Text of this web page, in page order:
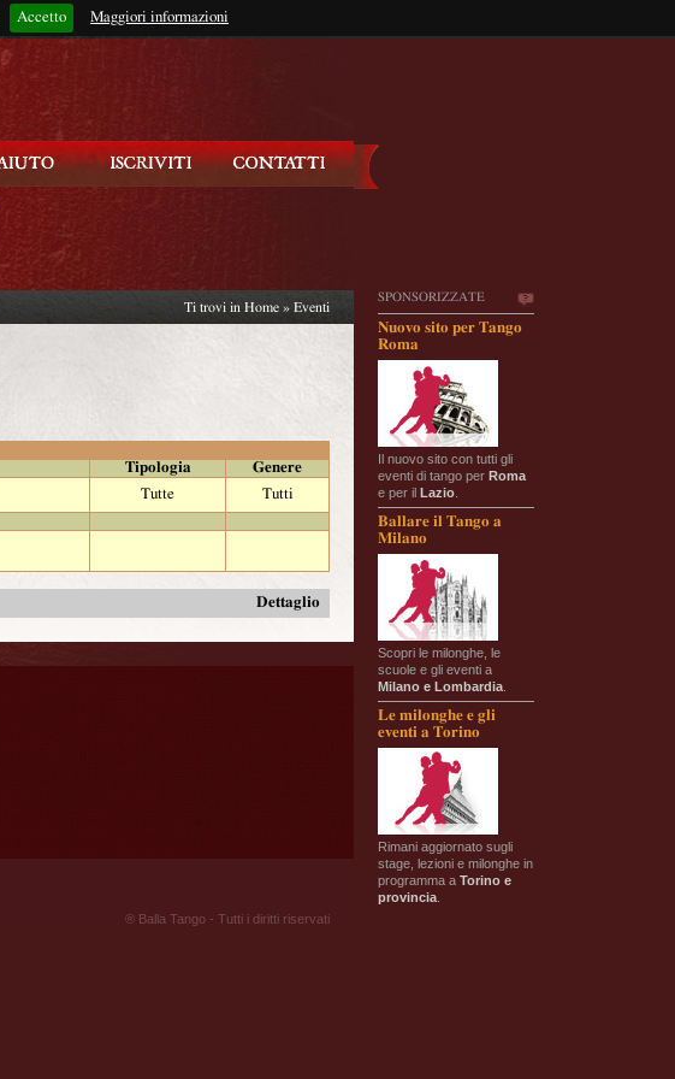
Accetto Maggiori informazioni
Rimani connesso?
SPONSORIZZATE
Nuovo sito per Tango
Roma
Il nuovo sito con tutti gli
eventi di tango per Roma
e per il Lazio
Ballare il Tango a
Milano
Scopri le milonghe, le
scuole e gli eventi a
Milano e Lombardia
Le milonghe e gli
eventi a Torino
Rimani aggiornato sugli
stage, lezioni e milonghe in
programma a Torino e
provincia
Ti trovi in Home » Eventi
Tipologia
Genere
Tutte
Tutti
Dettaglio
® Balla Tango - Tutti i diritti riservati